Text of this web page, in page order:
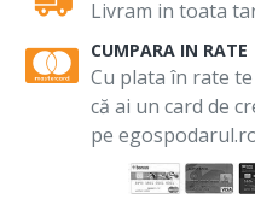
Livram in toata
CUMPARA IN RATE
Cu plata în rate
că ai un card de
pe